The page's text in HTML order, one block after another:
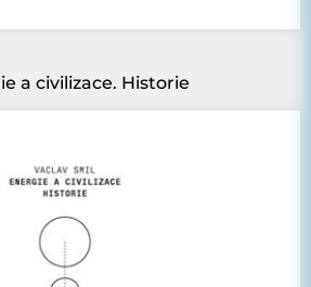
a civilizace. Historie